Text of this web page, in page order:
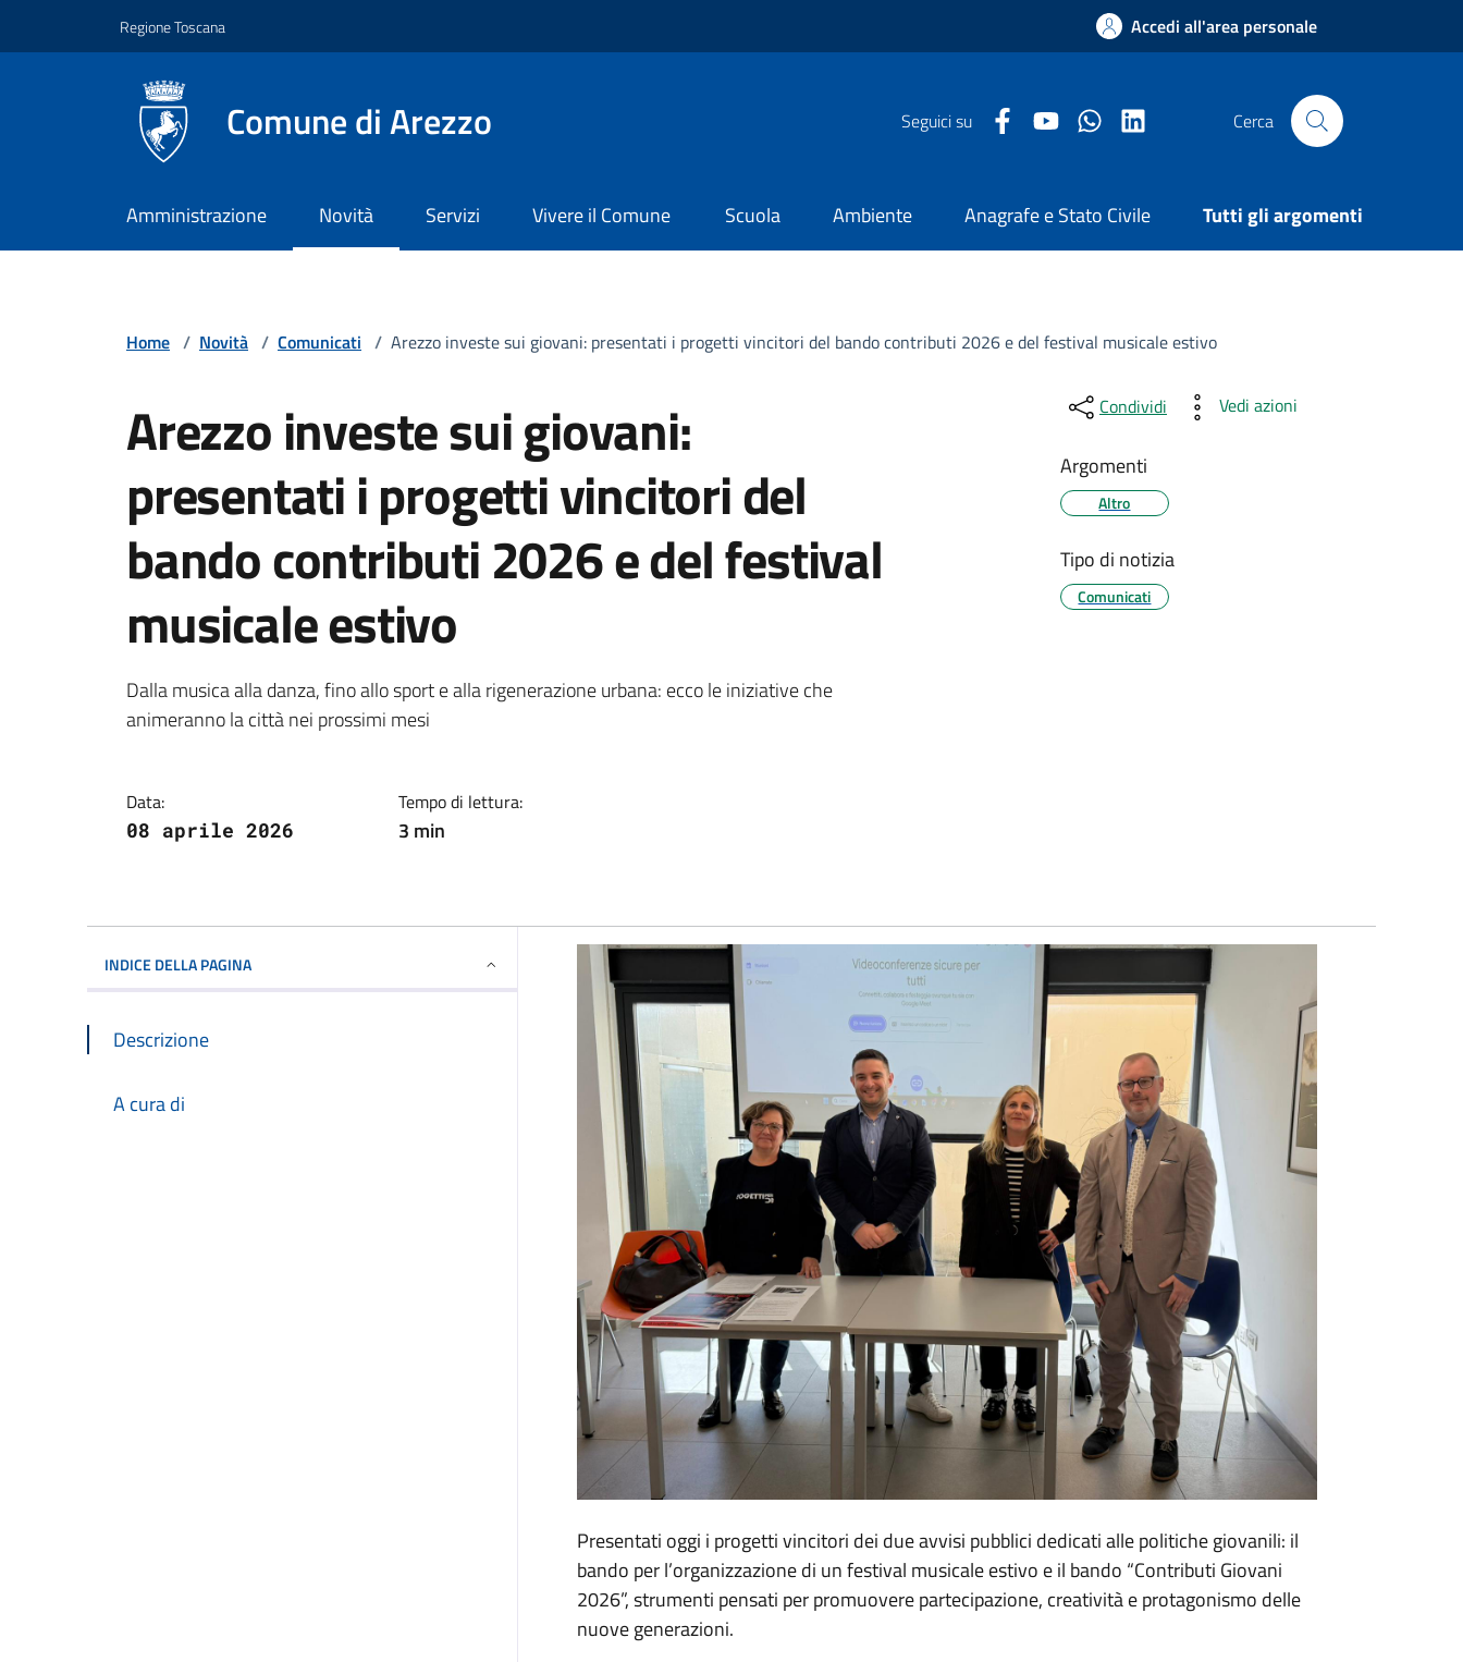
Regione Toscana Accedi all'area personale
Comune di Arezzo Seguici su Facebook Comune di Arezzo
Youtube Comune di Arezzo
Twitter Comune di Arezzo
LinkedIn Comune di Arezzo
Cerca
Amministrazione Novità Servizi Vivere il Comune Scuola Ambiente Anagrafe e Stato Civile Tutti gli argomenti
Home / Novità / Comunicati / Arezzo investe sui giovani: presentati i progetti vincitori del bando contributi 2026 e del festival musicale estivo
Arezzo investe sui giovani:
presentati i progetti vincitori del
bando contributi 2026 e del festival
musicale estivo
Dettagli della notizia
Dalla musica alla danza, fino allo sport e alla rigenerazione urbana: ecco le iniziative che
animeranno la città nei prossimi mesi
Data:
08 aprile 2026
Tempo di lettura:
3 min
Condividi Vedi azioni
Argomenti
Altro
Tipo di notizia
Comunicati
INDICE DELLA PAGINA
Descrizione
A cura di
Descrizione
Presentati oggi i progetti vincitori dei due avvisi pubblici dedicati alle politiche giovanili: il
bando per l’organizzazione di un festival musicale estivo e il bando “Contributi Giovani
2026”, strumenti pensati per promuovere partecipazione, creatività e protagonismo delle
nuove generazioni.